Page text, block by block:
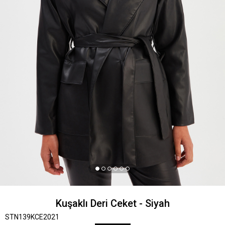
Kuşaklı Deri Ceket - Siyah
STN139KCE2021